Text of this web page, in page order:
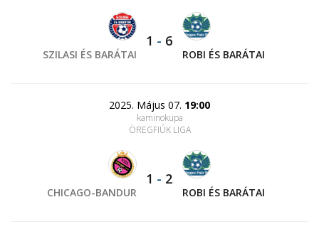
SZILASI ÉS BARÁTAI
1 - 6
ROBI ÉS BARÁTAI
2025. Május 07. 19:00
kaminokupa
ÖREGFIÚK LIGA
CHICAGO-BANDUR
1 - 2
ROBI ÉS BARÁTAI